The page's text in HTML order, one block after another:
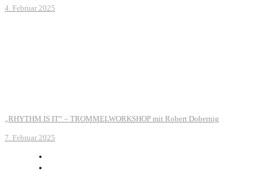
4. Februar 2025
„RHYTHM IS IT“ – TROMMELWORKSHOP mit Robert Dobernig
7. Februar 2025